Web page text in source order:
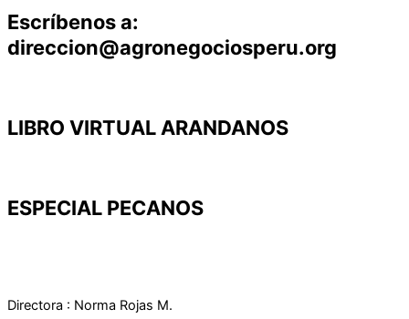
Escríbenos a:
direccion@agronegociosperu.org
LIBRO VIRTUAL ARANDANOS
ESPECIAL PECANOS
Directora : Norma Rojas M.